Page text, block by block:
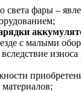
света фары –
с малыми